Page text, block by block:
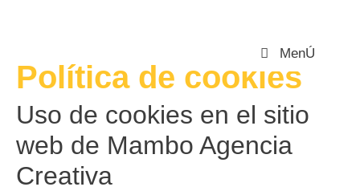
MenÚ
Política de cookies
Uso de cookies en el sitio
web de Mambo Agencia
Creativa